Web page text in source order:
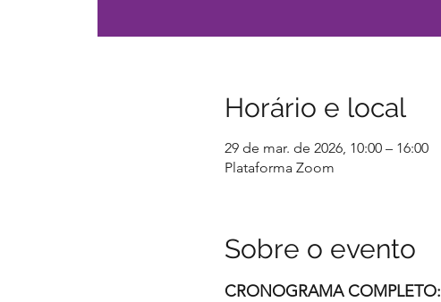
Horário e local
29 de mar. de 2026, 10:00 – 16:00
Plataforma Zoom
Sobre o evento
CRONOGRAMA COMPLETO: